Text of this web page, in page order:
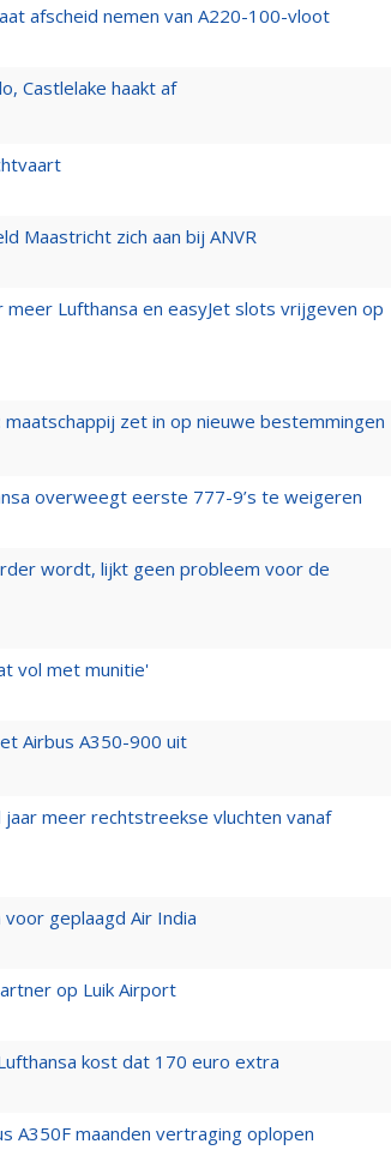
afscheid nemen van A220-100-vloot
Castlelake haakt af
Maastricht zich aan bij ANVR
Lufthansa en easyJet slots vrijgeven op
zet in op nieuwe bestemmingen
overweegt eerste 777-9’s te weigeren
wordt, lijkt geen probleem voor de
vol met munitie'
Airbus A350-900 uit
meer rechtstreekse vluchten vanaf
geplaagd Air India
op Luik Airport
kost dat 170 euro extra
A350F maanden vertraging oplopen